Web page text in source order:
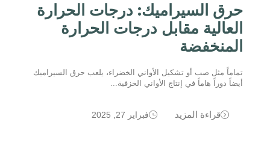
حرق السيراميك: درجات الحرارة
العالية مقابل درجات الحرارة
المنخفضة
تماماً مثل صب أو تشكيل الأواني الخضراء، يلعب حرق السيراميك
أيضاً دوراً هاماً في إنتاج الأواني الخزفية...
قراءة المزيد فبراير 27, 2025